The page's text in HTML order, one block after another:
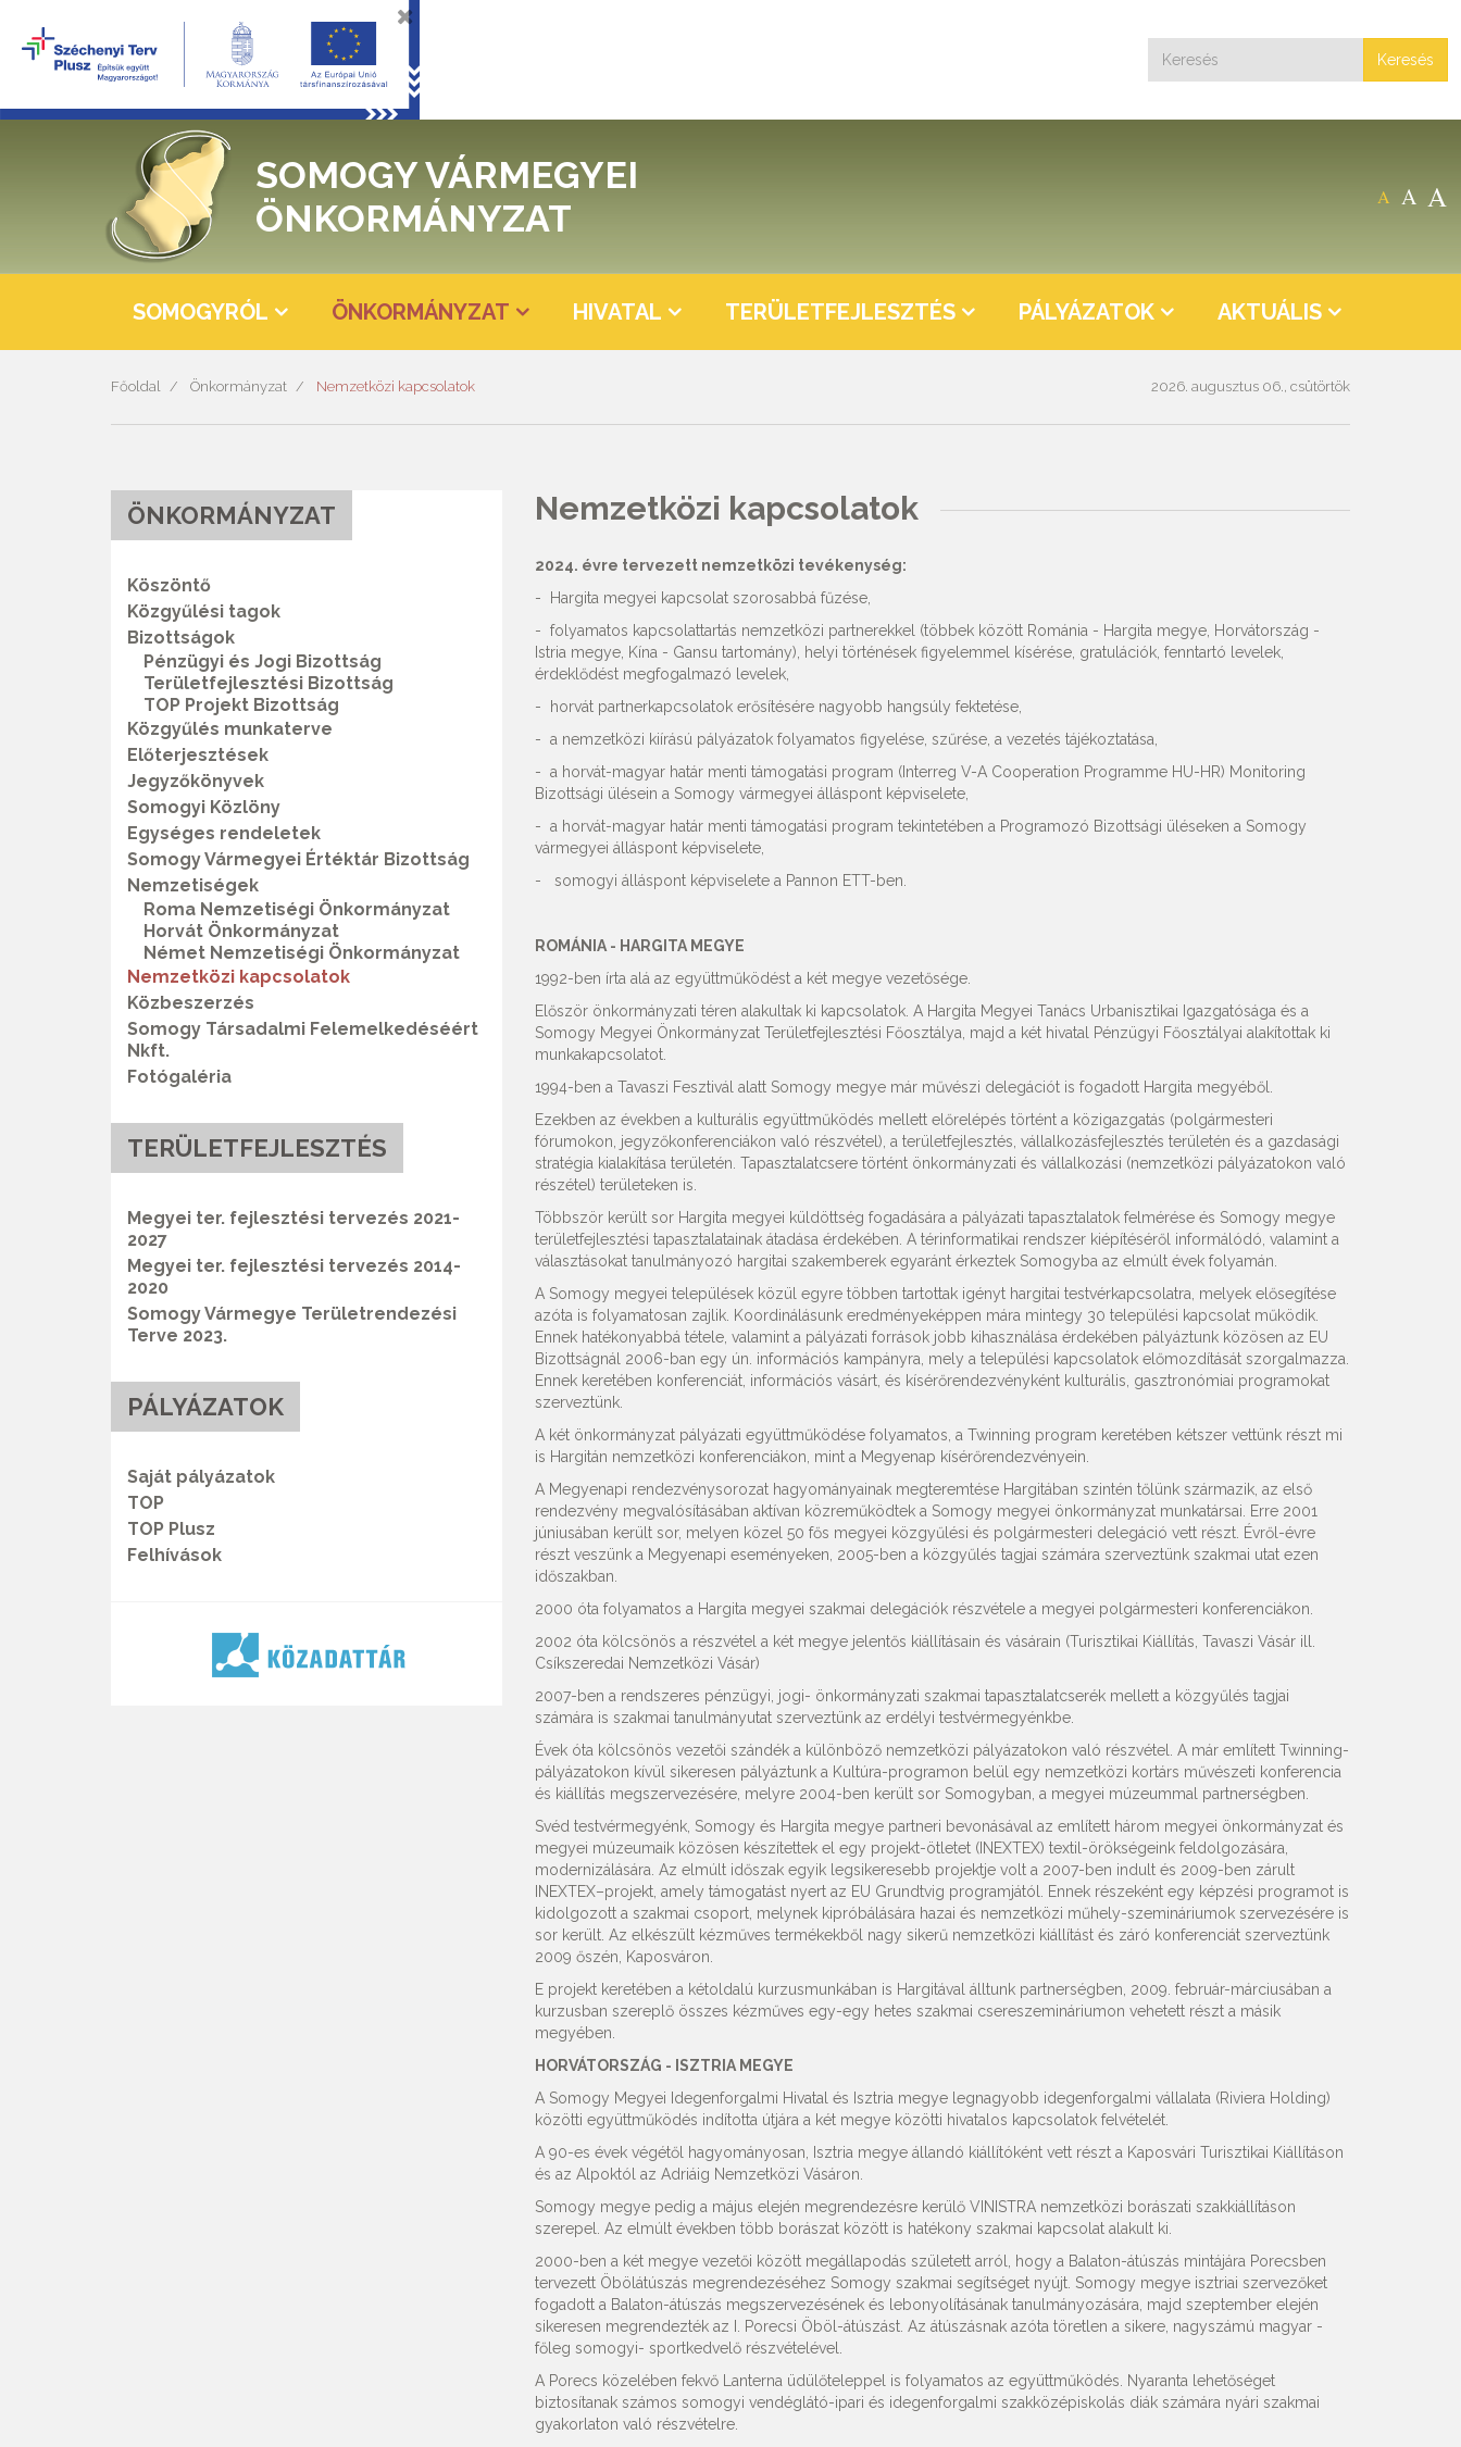
Keresés
A A A
SOMOGY VÁRMEGYEI
ÖNKORMÁNYZAT
SOMOGYRÓL ÖNKORMÁNYZAT HIVATAL TERÜLETFEJLESZTÉS PÁLYÁZATOK AKTUÁLIS
Főoldal Önkormányzat Nemzetközi kapcsolatok 2026. augusztus 06., csütörtök
ÖNKORMÁNYZAT
Köszöntő
Közgyűlési tagok
Bizottságok
Pénzügyi és Jogi Bizottság
Területfejlesztési Bizottság
TOP Projekt Bizottság
Közgyűlés munkaterve
Előterjesztések
Jegyzőkönyvek
Somogyi Közlöny
Egységes rendeletek
Somogy Vármegyei Értéktár Bizottság
Nemzetiségek
Roma Nemzetiségi Önkormányzat
Horvát Önkormányzat
Német Nemzetiségi Önkormányzat
Nemzetközi kapcsolatok
Közbeszerzés
Somogy Társadalmi Felemelkedéséért
Nkft.
Fotógaléria
TERÜLETFEJLESZTÉS
Megyei ter. fejlesztési tervezés 2021-
2027
Megyei ter. fejlesztési tervezés 2014-
2020
Somogy Vármegye Területrendezési
Terve 2023.
PÁLYÁZATOK
Saját pályázatok
TOP
TOP Plusz
Felhívások
Nemzetközi kapcsolatok
2024. évre tervezett nemzetközi tevékenység:
- Hargita megyei kapcsolat szorosabbá fűzése,
- folyamatos kapcsolattartás nemzetközi partnerekkel (többek között Románia - Hargita megye, Horvátország -
Istria megye, Kína - Gansu tartomány), helyi történések figyelemmel kísérése, gratulációk, fenntartó levelek,
érdeklődést megfogalmazó levelek,
- horvát partnerkapcsolatok erősítésére nagyobb hangsúly fektetése,
- a nemzetközi kiírású pályázatok folyamatos figyelése, szűrése, a vezetés tájékoztatása,
- a horvát-magyar határ menti támogatási program (Interreg V-A Cooperation Programme HU-HR) Monitoring
Bizottsági ülésein a Somogy vármegyei álláspont képviselete,
- a horvát-magyar határ menti támogatási program tekintetében a Programozó Bizottsági üléseken a Somogy
vármegyei álláspont képviselete,
- somogyi álláspont képviselete a Pannon ETT-ben.
ROMÁNIA - HARGITA MEGYE
1992-ben írta alá az együttműködést a két megye vezetősége.
Először önkormányzati téren alakultak ki kapcsolatok. A Hargita Megyei Tanács Urbanisztikai Igazgatósága és a
Somogy Megyei Önkormányzat Területfejlesztési Főosztálya, majd a két hivatal Pénzügyi Főosztályai alakítottak ki
munkakapcsolatot.
1994-ben a Tavaszi Fesztivál alatt Somogy megye már művészi delegációt is fogadott Hargita megyéből.
Ezekben az években a kulturális együttműködés mellett előrelépés történt a közigazgatás (polgármesteri
fórumokon, jegyzőkonferenciákon való részvétel), a területfejlesztés, vállalkozásfejlesztés területén és a gazdasági
stratégia kialakítása területén. Tapasztalatcsere történt önkormányzati és vállalkozási (nemzetközi pályázatokon való
részétel) területeken is.
Többször került sor Hargita megyei küldöttség fogadására a pályázati tapasztalatok felmérése és Somogy megye
területfejlesztési tapasztalatainak átadása érdekében. A térinformatikai rendszer kiépítéséről informálódó, valamint a
választásokat tanulmányozó hargitai szakemberek egyaránt érkeztek Somogyba az elmúlt évek folyamán.
A Somogy megyei települések közül egyre többen tartottak igényt hargitai testvérkapcsolatra, melyek elősegítése
azóta is folyamatosan zajlik. Koordinálásunk eredményeképpen mára mintegy 30 települési kapcsolat működik.
Ennek hatékonyabbá tétele, valamint a pályázati források jobb kihasználása érdekében pályáztunk közösen az EU
Bizottságnál 2006-ban egy ún. információs kampányra, mely a települési kapcsolatok előmozdítását szorgalmazza.
Ennek keretében konferenciát, információs vásárt, és kísérőrendezvényként kulturális, gasztronómiai programokat
szerveztünk.
A két önkormányzat pályázati együttműködése folyamatos, a Twinning program keretében kétszer vettünk részt mi
is Hargitán nemzetközi konferenciákon, mint a Megyenap kísérőrendezvényein.
A Megyenapi rendezvénysorozat hagyományainak megteremtése Hargitában szintén tőlünk származik, az első
rendezvény megvalósításában aktívan közreműködtek a Somogy megyei önkormányzat munkatársai. Erre 2001
júniusában került sor, melyen közel 50 fős megyei közgyűlési és polgármesteri delegáció vett részt. Évről-évre
részt veszünk a Megyenapi eseményeken, 2005-ben a közgyűlés tagjai számára szerveztünk szakmai utat ezen
időszakban.
2000 óta folyamatos a Hargita megyei szakmai delegációk részvétele a megyei polgármesteri konferenciákon.
2002 óta kölcsönös a részvétel a két megye jelentős kiállításain és vásárain (Turisztikai Kiállítás, Tavaszi Vásár ill.
Csíkszeredai Nemzetközi Vásár)
2007-ben a rendszeres pénzügyi, jogi- önkormányzati szakmai tapasztalatcserék mellett a közgyűlés tagjai
számára is szakmai tanulmányutat szerveztünk az erdélyi testvérmegyénkbe.
Évek óta kölcsönös vezetői szándék a különböző nemzetközi pályázatokon való részvétel. A már említett Twinning-
pályázatokon kívül sikeresen pályáztunk a Kultúra-programon belül egy nemzetközi kortárs művészeti konferencia
és kiállítás megszervezésére, melyre 2004-ben került sor Somogyban, a megyei múzeummal partnerségben.
Svéd testvérmegyénk, Somogy és Hargita megye partneri bevonásával az említett három megyei önkormányzat és
megyei múzeumaik közösen készítettek el egy projekt-ötletet (INEXTEX) textil-örökségeink feldolgozására,
modernizálására. Az elmúlt időszak egyik legsikeresebb projektje volt a 2007-ben indult és 2009-ben zárult
INEXTEX–projekt, amely támogatást nyert az EU Grundtvig programjától. Ennek részeként egy képzési programot is
kidolgozott a szakmai csoport, melynek kipróbálására hazai és nemzetközi műhely-szemináriumok szervezésére is
sor került. Az elkészült kézműves termékekből nagy sikerű nemzetközi kiállítást és záró konferenciát szerveztünk
2009 őszén, Kaposváron.
E projekt keretében a kétoldalú kurzusmunkában is Hargitával álltunk partnerségben, 2009. február-márciusában a
kurzusban szereplő összes kézműves egy-egy hetes szakmai csereszemináriumon vehetett részt a másik
megyében.
HORVÁTORSZÁG - ISZTRIA MEGYE
A Somogy Megyei Idegenforgalmi Hivatal és Isztria megye legnagyobb idegenforgalmi vállalata (Riviera Holding)
közötti együttműködés indította útjára a két megye közötti hivatalos kapcsolatok felvételét.
A 90-es évek végétől hagyományosan, Isztria megye állandó kiállítóként vett részt a Kaposvári Turisztikai Kiállításon
és az Alpoktól az Adriáig Nemzetközi Vásáron.
Somogy megye pedig a május elején megrendezésre kerülő VINISTRA nemzetközi borászati szakkiállításon
szerepel. Az elmúlt években több borászat között is hatékony szakmai kapcsolat alakult ki.
2000-ben a két megye vezetői között megállapodás született arról, hogy a Balaton-átúszás mintájára Porecsben
tervezett Öbölátúszás megrendezéséhez Somogy szakmai segítséget nyújt. Somogy megye isztriai szervezőket
fogadott a Balaton-átúszás megszervezésének és lebonyolításának tanulmányozására, majd szeptember elején
sikeresen megrendezték az I. Porecsi Öböl-átúszást. Az átúszásnak azóta töretlen a sikere, nagyszámú magyar -
főleg somogyi- sportkedvelő részvételével.
A Porecs közelében fekvő Lanterna üdülőteleppel is folyamatos az együttműködés. Nyaranta lehetőséget
biztosítanak számos somogyi vendéglátó-ipari és idegenforgalmi szakközépiskolás diák számára nyári szakmai
gyakorlaton való részvételre.